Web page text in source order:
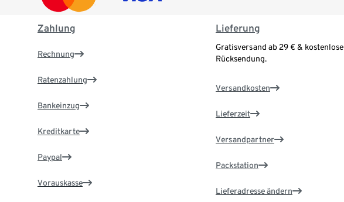
Zahlung
Rechnung
Ratenzahlung
Bankeinzug
Kreditkarte
Paypal
Vorauskasse
Lieferung
Gratisversand ab 29 € & kostenlose
Rücksendung.
Versandkosten
Lieferzeit
Versandpartner
Packstation
Lieferadresse ändern